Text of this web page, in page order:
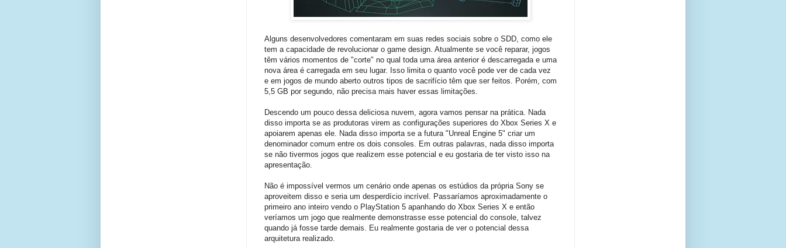
Alguns desenvolvedores comentaram em suas redes sociais sobre o SDD, como ele
tem a capacidade de revolucionar o game design. Atualmente se você reparar, jogos
têm vários momentos de "corte" no qual toda uma área anterior é descarregada e uma
nova área é carregada em seu lugar. Isso limita o quanto você pode ver de cada vez
e em jogos de mundo aberto outros tipos de sacrifício têm que ser feitos. Porém, com
5,5 GB por segundo, não precisa mais haver essas limitações.
Descendo um pouco dessa deliciosa nuvem, agora vamos pensar na prática. Nada
disso importa se as produtoras virem as configurações superiores do Xbox Series X e
apoiarem apenas ele. Nada disso importa se a futura "Unreal Engine 5" criar um
denominador comum entre os dois consoles. Em outras palavras, nada disso importa
se não tivermos jogos que realizem esse potencial e eu gostaria de ter visto isso na
apresentação.
Não é impossível vermos um cenário onde apenas os estúdios da própria Sony se
aproveitem disso e seria um desperdício incrível. Passaríamos aproximadamente o
primeiro ano inteiro vendo o PlayStation 5 apanhando do Xbox Series X e então
veríamos um jogo que realmente demonstrasse esse potencial do console, talvez
quando já fosse tarde demais. Eu realmente gostaria de ver o potencial dessa
arquitetura realizado.